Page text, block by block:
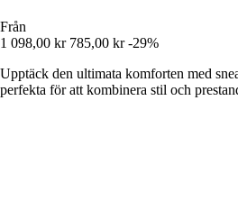
Från
1 098,00 kr 785,00 kr -29%
Upptäck den ultimata komforten med
perfekta för att kombinera stil och